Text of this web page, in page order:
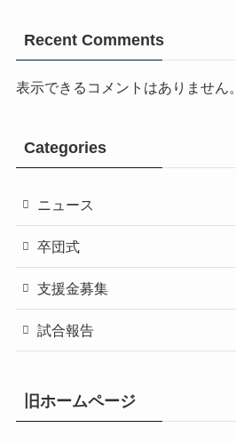
Recent Comments
表示できるコメントはありません。
Categories
ニュース
卒団式
支援金募集
試合報告
旧ホームページ